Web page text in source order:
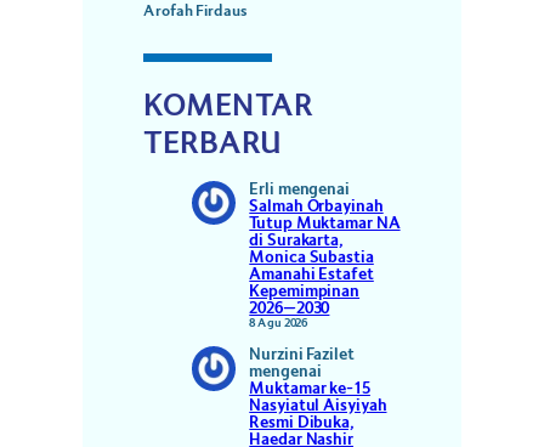
Arofah Firdaus
KOMENTAR
TERBARU
Erli mengenai
Salmah Orbayinah
Tutup Muktamar NA
di Surakarta,
Monica Subastia
Amanahi Estafet
Kepemimpinan
2026–2030
8 Agu 2026
Nurzini Fazilet
mengenai
Muktamar ke-15
Nasyiatul Aisyiyah
Resmi Dibuka,
Haedar Nashir